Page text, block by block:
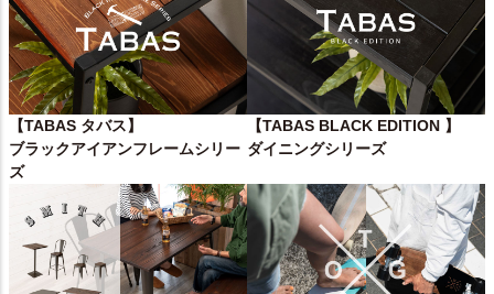
【TABAS タバス】
ブラックアイアンフレームシリー
ズ
【TABAS BLACK EDITION 】
ダイニングシリーズ